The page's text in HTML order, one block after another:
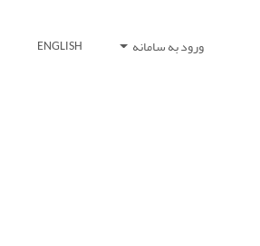
ورود به سامانه ENGLISH